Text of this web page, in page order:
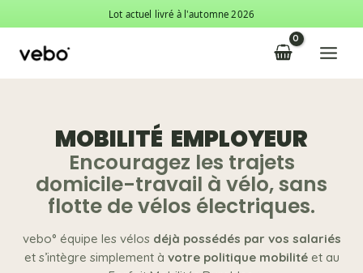
au
contenu
Lot actuel livré à l'automne 2026
Main
MOBILITÉ EMPLOYEUR
Encouragez les trajets
domicile-travail à vélo, sans
flotte de vélos électriques.
vebo° équipe les vélos déjà possédés par vos salariés
et s’intègre simplement à votre politique mobilitéet au